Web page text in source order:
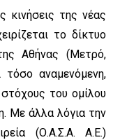
κινήσεις της νέας
το δίκτυο
Αθήνας (Μετρό,
αναμενόμενη,
του ομίλου
Με άλλα λόγια την
(Ο.Α.Σ.Α. Α.Ε.)